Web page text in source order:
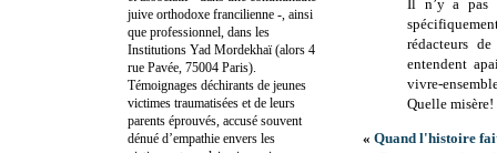
Il n’y a pas
rédacteurs
entendent
vivre-
Quelle misère!
« Quand l'histoire
juive orthodoxe francilienne -, ainsi
que professionnel, dans les
Institutions Yad Mordekhaï (alors 4
rue Pavée, 75004 Paris).
Témoignages déchirants de jeunes
victimes traumatisées et de leurs
parents éprouvés, accusé souvent
dénué d’empathie envers les